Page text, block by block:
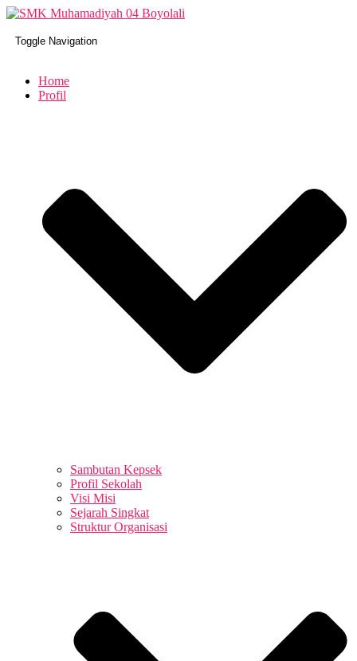
Toggle Navigation
Home
Profil
Sambutan Kepsek
Profil Sekolah
Visi Misi
Sejarah Singkat
Struktur Organisasi